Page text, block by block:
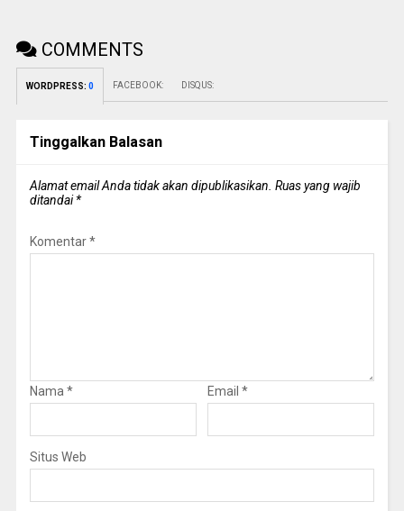
COMMENTS
WORDPRESS: 0 FACEBOOK: DISQUS:
Tinggalkan Balasan
Alamat email Anda tidak akan dipublikasikan. Ruas yang wajib
ditandai*
Komentar*
Nama * Email *
Situs Web